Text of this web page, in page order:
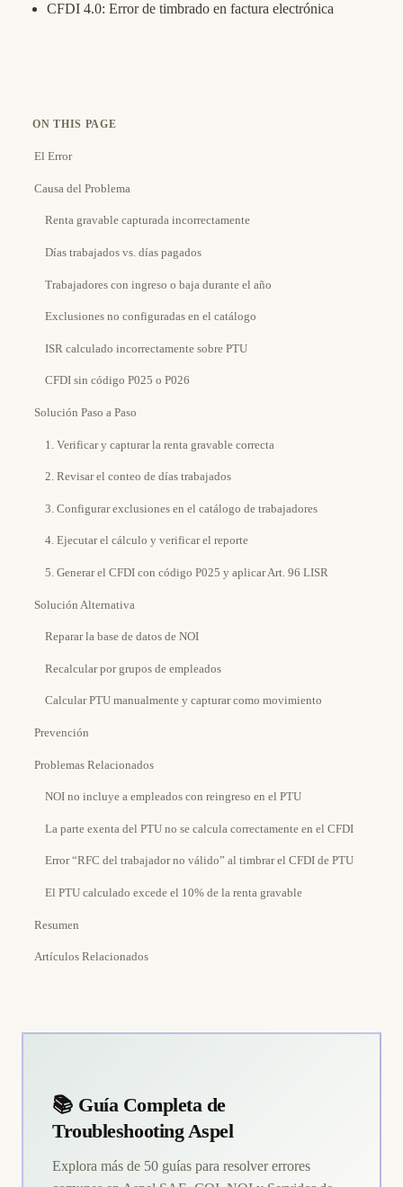
CFDI 4.0: Error de timbrado en factura electrónica
ON THIS PAGE
El Error
Causa del Problema
Renta gravable capturada incorrectamente
Días trabajados vs. días pagados
Trabajadores con ingreso o baja durante el año
Exclusiones no configuradas en el catálogo
ISR calculado incorrectamente sobre PTU
CFDI sin código P025 o P026
Solución Paso a Paso
1. Verificar y capturar la renta gravable correcta
2. Revisar el conteo de días trabajados
3. Configurar exclusiones en el catálogo de trabajadores
4. Ejecutar el cálculo y verificar el reporte
5. Generar el CFDI con código P025 y aplicar Art. 96 LISR
Solución Alternativa
Reparar la base de datos de NOI
Recalcular por grupos de empleados
Calcular PTU manualmente y capturar como movimiento
Prevención
Problemas Relacionados
NOI no incluye a empleados con reingreso en el PTU
La parte exenta del PTU no se calcula correctamente en el CFDI
Error “RFC del trabajador no válido” al timbrar el CFDI de PTU
El PTU calculado excede el 10% de la renta gravable
Resumen
Artículos Relacionados
📚 Guía Completa de
Troubleshooting Aspel
Explora más de 50 guías para resolver errores